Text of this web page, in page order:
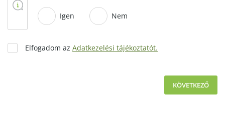
Igen Nem
Elfogadom az Adatkezelési tájékoztatót.
KÖVETKEZŐ